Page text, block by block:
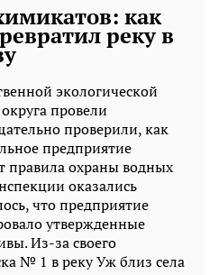
как
реку в
экологической
провели
проверили, как
предприятие
правила охраны водных
оказались
что предприятие
утвержденные
Из-за своего
№ 1 в реку Уж близ села